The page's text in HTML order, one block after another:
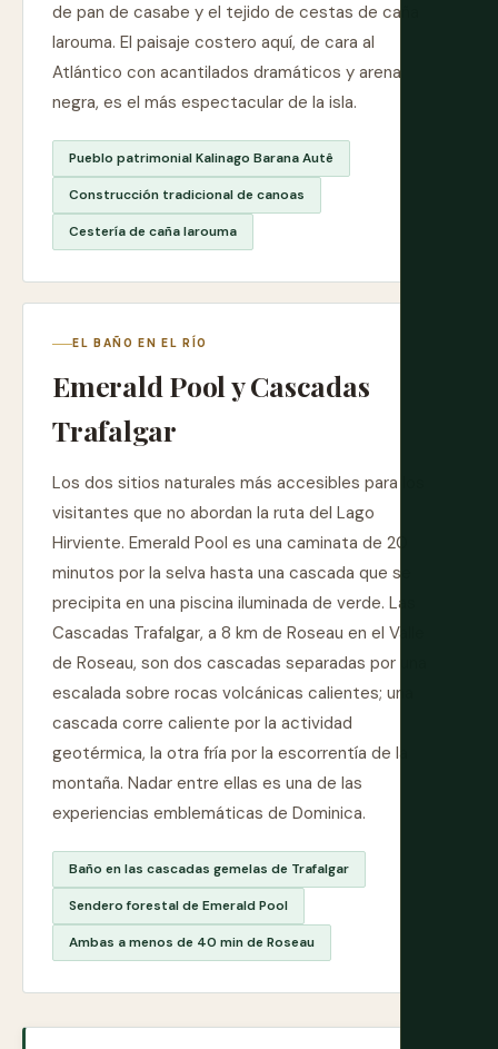
de pan de casabe y el tejido de cestas de caña
larouma. El paisaje costero aquí, de cara al
Atlántico con acantilados dramáticos y arena
negra, es el más espectacular de la isla.
Pueblo patrimonial Kalinago Barana Autê
Construcción tradicional de canoas
Cestería de caña larouma
EL BAÑO EN EL RÍO
Emerald Pool y Cascadas
Trafalgar
Los dos sitios naturales más accesibles para los
visitantes que no abordan la ruta del Lago
Hirviente. Emerald Pool es una caminata de 20
minutos por la selva hasta una cascada que se
precipita en una piscina iluminada de verde. Las
Cascadas Trafalgar, a 8 km de Roseau en el Valle
de Roseau, son dos cascadas separadas por una
escalada sobre rocas volcánicas calientes; una
cascada corre caliente por la actividad
geotérmica, la otra fría por la escorrentía de la
montaña. Nadar entre ellas es una de las
experiencias emblemáticas de Dominica.
Baño en las cascadas gemelas de Trafalgar
Sendero forestal de Emerald Pool
Ambas a menos de 40 min de Roseau